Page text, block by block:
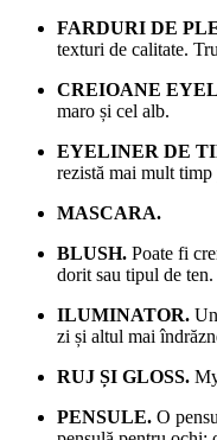
FARDURI DE
texturi de calitate.
CREIOANE
maro și cel alb.
EYELINER DE
rezistă mai mult timp
MASCARA.
BLUSH. Poate fi
dorit sau tipul de ten.
ILUMINATOR.
zi și altul mai
RUJ ȘI GLOSS.
PENSULE. O